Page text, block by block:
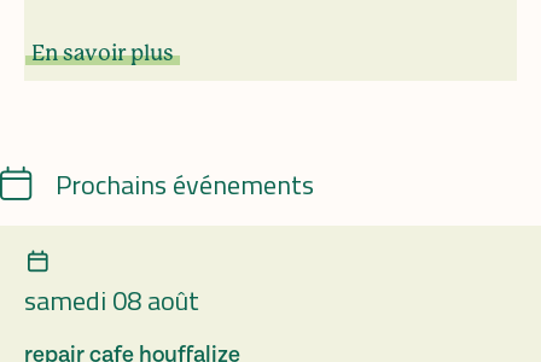
En savoir plus
CalendrierProchains événements
samedi 08 août
repair cafe houffalize